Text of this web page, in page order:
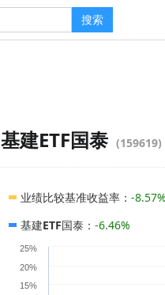
搜索
基建ETF国泰 (159619)
业绩比较基准收益率 ： -
基建ETF国泰 ： -6.46%
15%
20%
25%